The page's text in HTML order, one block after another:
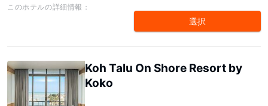
このホテルの詳細情報：
選択
Koh Talu On Shore Resort by
Koko